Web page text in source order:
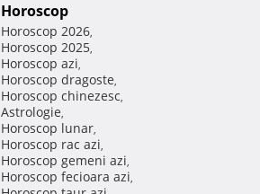
Horoscop
Horoscop 2026,
Horoscop 2025,
Horoscop azi,
Horoscop dragoste,
Horoscop chinezesc,
Astrologie,
Horoscop lunar,
Horoscop rac azi,
Horoscop gemeni azi,
Horoscop fecioara azi,